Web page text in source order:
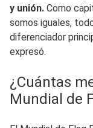
y unión. Como
somos iguales,
diferenciador
expresó.
¿Cuántas
Mundial de